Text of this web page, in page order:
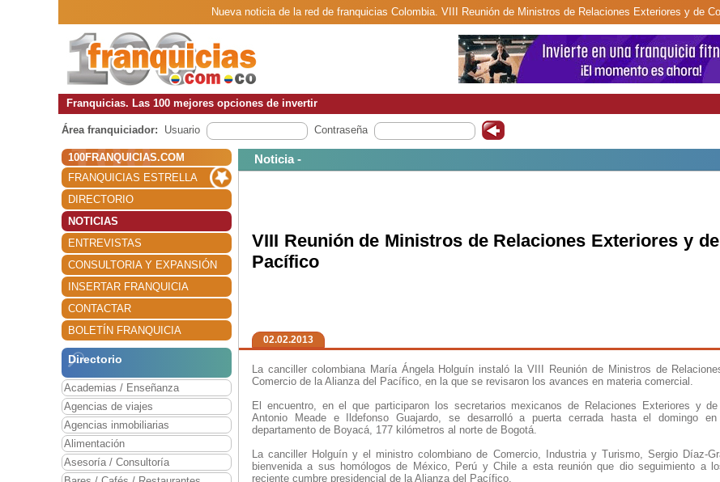
Nueva noticia de la red de franquicias Colombia. VIII Reunión de Ministros de Relaciones Exteriores y de
Franquicias. Las 100 mejores opciones de invertir
Área franquiciador: Usuario Contraseña
100FRANQUICIAS.COM
FRANQUICIAS ESTRELLA
DIRECTORIO
NOTICIAS
ENTREVISTAS
CONSULTORIA Y EXPANSIÓN
INSERTAR FRANQUICIA
CONTACTAR
BOLETÍN FRANQUICIA
Directorio
Academias / Enseñanza
Agencias de viajes
Agencias inmobiliarias
Alimentación
Asesoría / Consultoría
Noticia -
VIII Reunión de Ministros de Relaciones Exteriores y
Pacífico
02.02.2013
La canciller colombiana María Ángela Holguín instaló la VIII Reunión de Ministros de
Comercio de la Alianza del Pacífico, en la que se revisaron los avances en materia comercial.
El encuentro, en el que participaron los secretarios mexicanos de Relaciones Exteriores y
Antonio Meade e Ildefonso Guajardo, se desarrolló a puerta cerrada hasta el domingo
departamento de Boyacá, 177 kilómetros al norte de Bogotá.
La canciller Holguín y el ministro colombiano de Comercio, Industria y Turismo, Sergio Díaz-
bienvenida a sus homólogos de México, Perú y Chile a esta reunión que dio seguimiento a
reciente cumbre presidencial de la Alianza del Pacífico.